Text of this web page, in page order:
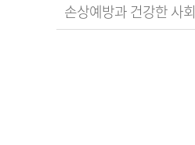
손상예방과 건강한 사회